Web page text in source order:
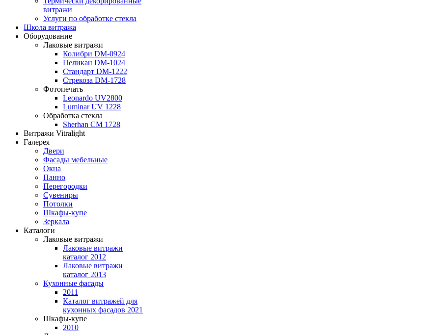
витражи
Услуги по обработке стекла
Школа витража
Оборудование
Лаковые витражи
Колибри DM-0924
Пеликан DM-1024
Стандарт DM-1222
Стрекоза DM-1728
Фотопечать
Leonardo UV2800
Luminar UV 1228
Обработка стекла
Sherhan CM 1728
Витражи Vitralight
Галерея
Двери
Фасады мебельные
Окна
Панно
Перегородки
Сувениры
Потолки
Шкафы-купе
Зеркала
Каталоги
Лаковые витражи
Лаковые витражи
каталог 2012
Лаковые витражи
каталог 2013
Кухонные фасады
2011
Каталог витражей для
кухонных фасадов 2021
Шкафы-купе
2010